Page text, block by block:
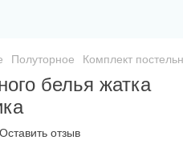
Полуторное Комплект
белья жатка
Оставить отзыв